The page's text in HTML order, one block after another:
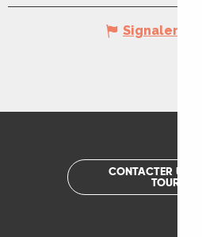
Signaler
CONTACTER UN
TOURISME